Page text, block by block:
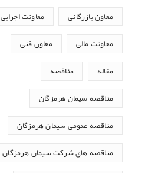
معاون بازرگانی معاونت اجرایی
معاونت مالی معاون فنی
مقاله مناقصه
مناقصه سیمان هرمزگان
مناقصه عمومی سیمان هرمزگان
مناقصه های شرکت سیمان هرمزگان